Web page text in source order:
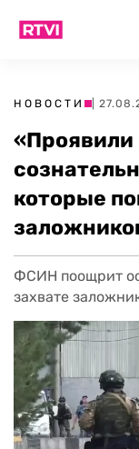
НОВОСТИ |
которые
ФСИН поощрит
захвате